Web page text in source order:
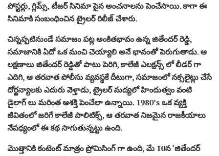
పోస్టర్లు, గ్లిమ్స్, టీజర్ సినిమా పైన అంచనాలను పెంచేసాయి. కాగా ఈ
సినిమాకి సంబంధించిన ట్రైలర్ రిలీజ్ చేశారు.
చిన్నప్పటినుండే సమాజం పట్ల అంకితభావం ఉన్న జితేందర్ రెడ్డి,
సమాజానికి ఏదో ఒక మంచి చెయ్యాలి అనే భావంతో పెరుగుతాడు. ఆ
లక్షణాలు జితేందర్ రెడ్డితో పాటు పెరిగి, కాలేజీ ఎలక్షన్స్ లో లీడర్ గా
ఎదిగి, ఆ తరవాత పోలీసు వ్యవస్థకే దీటుగా, సమాజంలో నక్సలైట్లు చేసే
దోర్జన్యాలకు ఎదురు వెళ్తాడు, ట్రైలర్ మద్యలో హిందుత్వం వంటి
డైలాగ్ లు మరింత ఆశక్తి పెంచేలా ఉన్నాయి. 1980’s ఒక వ్యక్తి
జీవితంలో జరిగే కాలేజీ పాలిటిక్స్, ఆ తరవాత నిజమైన రాజకీయాలు
నేపధ్యంలో ఈ కథ సాగుతున్నట్టు ఉంది.
మొత్తానికి కంటెంట్ మాత్రం ప్రోమిసింగ్ గా ఉంది, మే 10న ‘జితేందర్